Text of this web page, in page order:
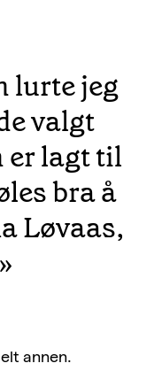
lurte jeg
valgt
lagt til
bra å
Løvaas,
annen.